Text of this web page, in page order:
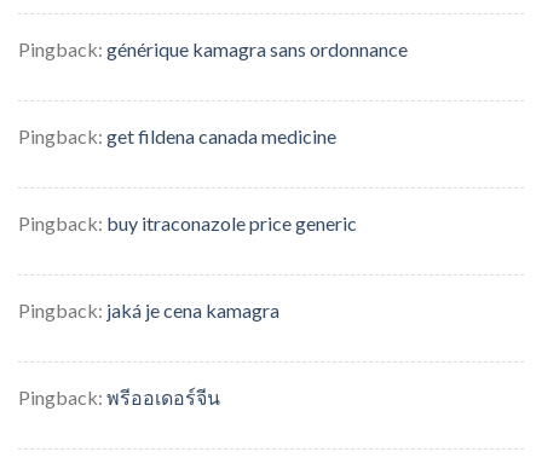
Pingback: générique kamagra sans ordonnance
Pingback: get fildena canada medicine
Pingback: buy itraconazole price generic
Pingback: jaká je cena kamagra
Pingback: พรีออเดอร์จีน